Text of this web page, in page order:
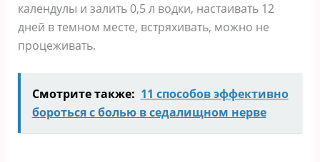
календулы и залить 0,5 л водки, настаивать 12
дней в темном месте, встряхивать, можно не
процеживать.
Смотрите также: 11 способов эффективно
бороться с болью в седалищном нерве